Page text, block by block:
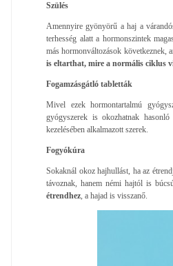
Szülés
Amennyire gyönyörű a haj a
terhesség alatt a hormonszintek
más hormonváltozások következnek,
is eltarthat, mire a normális ciklus
Fogamzásgátló tabletták
Mivel ezek hormontartalmú
gyógyszerek is okozhatnak
kezelésében alkalmazott szerek.
Fogyókúra
Sokaknál okoz hajhullást, ha az
távoznak, hanem némi hajtól is
étrendhez , a hajad is visszanő.